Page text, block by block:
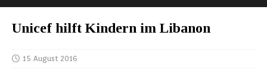
Unicef hilft Kindern im Libanon
15 August 2016